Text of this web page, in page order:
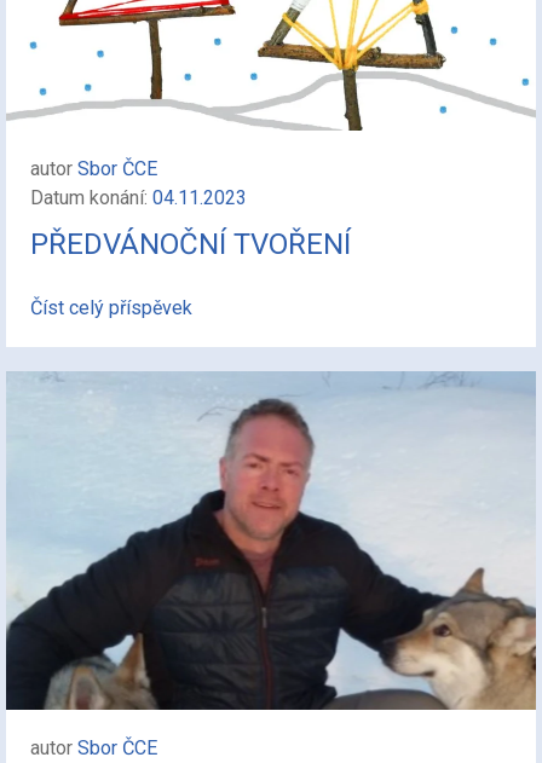
autor Sbor ČCE
Datum konání: 04.11.2023
PŘEDVÁNOČNÍ TVOŘENÍ
Číst celý příspěvek
autor Sbor ČCE